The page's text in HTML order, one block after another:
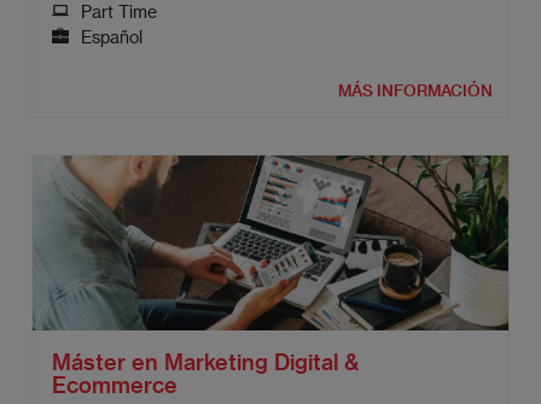
Part Time
Español
MÁS INFORMACIÓN
Máster en Marketing Digital &
Ecommerce